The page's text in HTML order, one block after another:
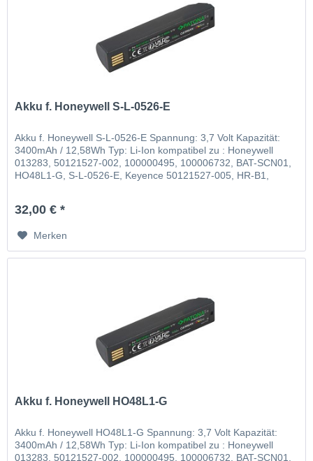
Akku f. Honeywell S-L-0526-E
Akku f. Honeywell S-L-0526-E Spannung: 3,7 Volt Kapazität:
3400mAh / 12,58Wh Typ: Li-Ion kompatibel zu : Honeywell
013283, 50121527-002, 100000495, 100006732, BAT-SCN01,
HO48L1-G, S-L-0526-E, Keyence 50121527-005, HR-B1,
32,00 € *
Merken
Akku f. Honeywell HO48L1-G
Akku f. Honeywell HO48L1-G Spannung: 3,7 Volt Kapazität:
3400mAh / 12,58Wh Typ: Li-Ion kompatibel zu : Honeywell
013283, 50121527-002, 100000495, 100006732, BAT-SCN01,